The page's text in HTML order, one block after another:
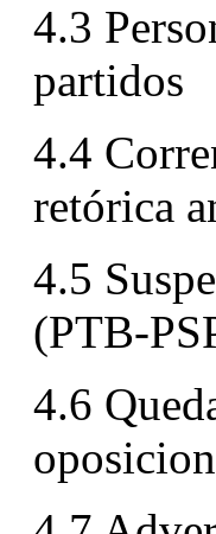
4.3
partidos
4.4
retórica
4.5
(PTB-
4.6